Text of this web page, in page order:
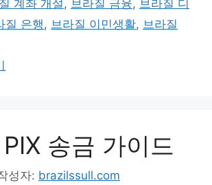
계좌 개설 , 브라질 금융, 브라질 디
질 은행 , 브라질 이민생활, 브라질
송금 가이드
성자: brazilssull.com